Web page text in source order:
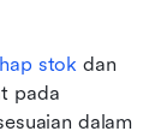
stok dan
pada
dalam